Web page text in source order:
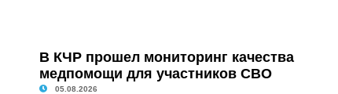
В КЧР прошел мониторинг качества
медпомощи для участников СВО
05.08.2026